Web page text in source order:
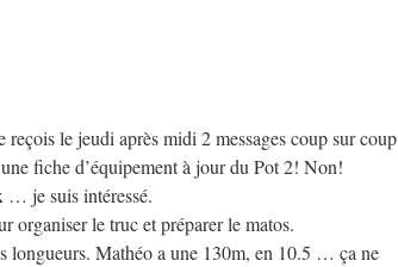
le jeudi après midi 2 messages coup sur coup
fiche d’équipement à jour du Pot 2! Non!
… je suis intéressé.
organiser le truc et préparer le matos.
longueurs. Mathéo a une 130m, en 10.5 … ça ne